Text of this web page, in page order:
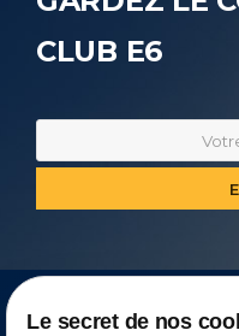
CLUB E6
Le secret de nos